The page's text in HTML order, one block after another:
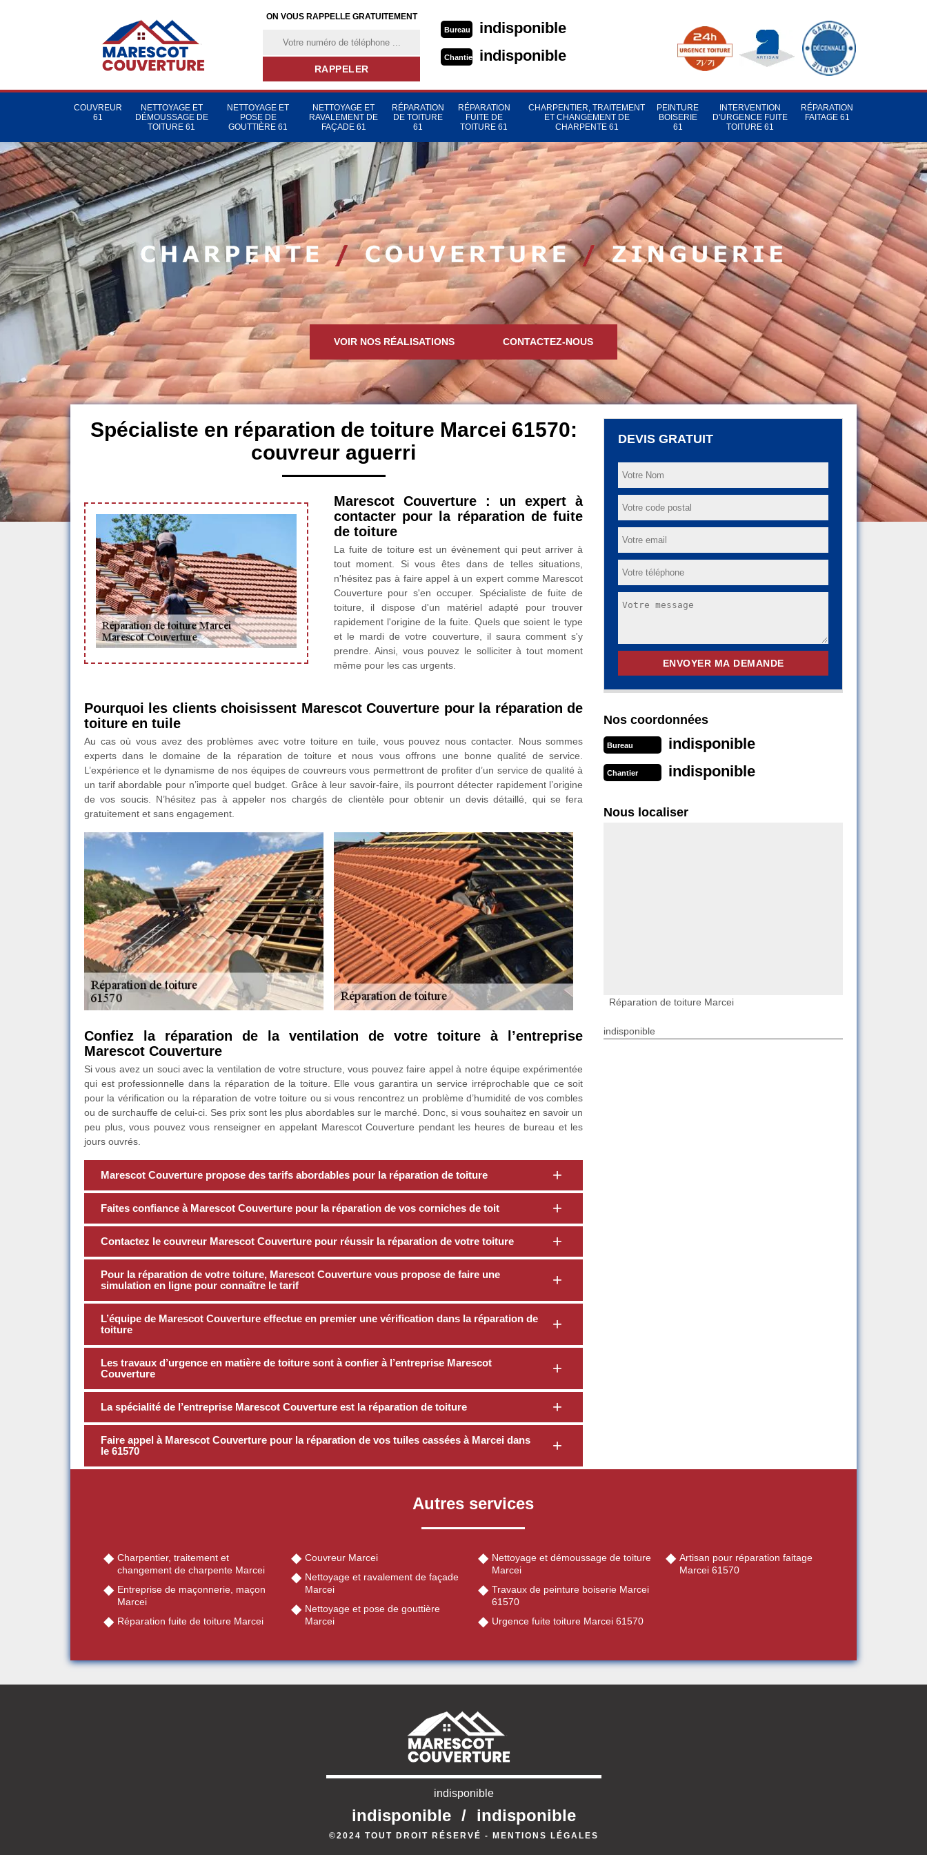
ON VOUS RAPPELLE GRATUITEMENT
Bureau indisponible
Chantier indisponible
COUVREUR
61
NETTOYAGE ET
DÉMOUSSAGE DE
TOITURE 61
NETTOYAGE ET
POSE DE
GOUTTIÈRE 61
NETTOYAGE ET
RAVALEMENT DE
FAÇADE 61
RÉPARATION
DE TOITURE
61
RÉPARATION
FUITE DE
TOITURE 61
CHARPENTIER, TRAITEMENT
ET CHANGEMENT DE
CHARPENTE 61
PEINTURE
BOISERIE
61
INTERVENTION
D'URGENCE FUITE
TOITURE 61
RÉPARATION
FAITAGE 61
VOIR NOS RÉALISATIONS CONTACTEZ-NOUS
Spécialiste en réparation de toiture Marcei 61570:
couvreur aguerri
Marescot Couverture : un expert à
contacter pour la réparation de fuite
de toiture
La fuite de toiture est un évènement qui peut arriver à
tout moment. Si vous êtes dans de telles situations,
n'hésitez pas à faire appel à un expert comme Marescot
Couverture pour s'en occuper. Spécialiste de fuite de
toiture, il dispose d'un matériel adapté pour trouver
rapidement l'origine de la fuite. Quels que soient le type
et le mardi de votre couverture, il saura comment s'y
prendre. Ainsi, vous pouvez le solliciter à tout moment
même pour les cas urgents.
Pourquoi les clients choisissent Marescot Couverture pour la réparation de
toiture en tuile
Au cas où vous avez des problèmes avec votre toiture en tuile, vous pouvez nous contacter. Nous sommes
experts dans le domaine de la réparation de toiture et nous vous offrons une bonne qualité de service.
L’expérience et le dynamisme de nos équipes de couvreurs vous permettront de profiter d’un service de qualité à
un tarif abordable pour n’importe quel budget. Grâce à leur savoir-faire, ils pourront détecter rapidement l’origine
de vos soucis. N’hésitez pas à appeler nos chargés de clientèle pour obtenir un devis détaillé, qui se fera
gratuitement et sans engagement.
Confiez la réparation de la ventilation de votre toiture à l’entreprise
Marescot Couverture
Si vous avez un souci avec la ventilation de votre structure, vous pouvez faire appel à notre équipe expérimentée
qui est professionnelle dans la réparation de la toiture. Elle vous garantira un service irréprochable que ce soit
pour la vérification ou la réparation de votre toiture ou si vous rencontrez un problème d’humidité de vos combles
ou de surchauffe de celui-ci. Ses prix sont les plus abordables sur le marché. Donc, si vous souhaitez en savoir un
peu plus, vous pouvez vous renseigner en appelant Marescot Couverture pendant les heures de bureau et les
jours ouvrés.
Marescot Couverture propose des tarifs abordables pour la réparation de toiture
Faites confiance à Marescot Couverture pour la réparation de vos corniches de toit
Contactez le couvreur Marescot Couverture pour réussir la réparation de votre toiture
Pour la réparation de votre toiture, Marescot Couverture vous propose de faire une
simulation en ligne pour connaître le tarif
L’équipe de Marescot Couverture effectue en premier une vérification dans la réparation de
toiture
Les travaux d’urgence en matière de toiture sont à confier à l’entreprise Marescot
Couverture
La spécialité de l’entreprise Marescot Couverture est la réparation de toiture
Faire appel à Marescot Couverture pour la réparation de vos tuiles cassées à Marcei dans
le 61570
DEVIS GRATUIT
Nos coordonnées
Bureau indisponible
Chantier indisponible
Nous localiser
Réparation de toiture Marcei
indisponible
Autres services
Charpentier, traitement et
changement de charpente Marcei
Entreprise de maçonnerie, maçon
Marcei
Réparation fuite de toiture Marcei
Couvreur Marcei
Nettoyage et ravalement de façade
Marcei
Nettoyage et pose de gouttière
Marcei
Nettoyage et démoussage de toiture
Marcei
Travaux de peinture boiserie Marcei
61570
Urgence fuite toiture Marcei 61570
Artisan pour réparation faitage
Marcei 61570
indisponible
indisponible / indisponible
©2024 TOUT DROIT RÉSERVÉ - MENTIONS LÉGALES